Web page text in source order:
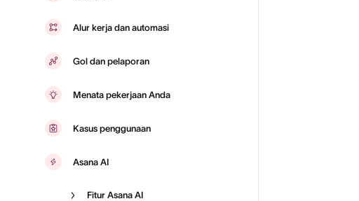
Alur kerja dan automasi
Gol dan pelaporan
Menata pekerjaan Anda
Kasus penggunaan
Asana AI
Fitur Asana AI